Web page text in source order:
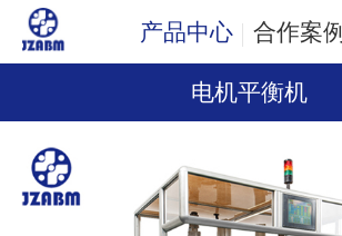
产品中心 合作案例
电机平衡机